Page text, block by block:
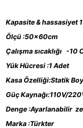
Kapasite &
Ölçü :50x60cm
Çalışma sıcaklığı -10
Yük Hücresi :1 Adet
Kasa Özelliği:Statik
Güç Kaynağı:110V/
Denge :Ayarlanabilir
Marka :Türkter